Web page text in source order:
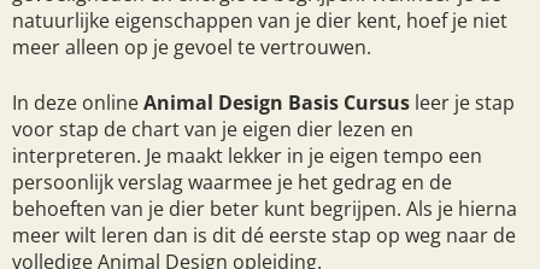
natuurlijke eigenschappen van je dier kent, hoef je niet
meer alleen op je gevoel te vertrouwen.
In deze onlineAnimal Design Basis Cursus leer je stap
voor stap de chart van je eigen dier lezen en
interpreteren. Je maakt lekker in je eigen tempo een
persoonlijk verslag waarmee je het gedrag en de
behoeften van je dier beter kunt begrijpen. Als je hierna
meer wilt leren dan is dit dé eerste stap op weg naar de
volledige Animal Design opleiding.